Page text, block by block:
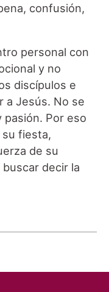
confusión,
personal con
y no
discípulos e
a Jesús. No se
pasión. Por eso
su fiesta,
de su
decir la